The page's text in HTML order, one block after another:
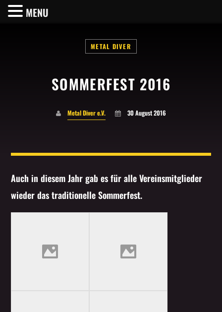
SHARE THIS PAGE ON:
Pinterest
METAL DIVER
SOMMERFEST 2016
Metal Diver e.V. 30 August 2016
Auch in diesem Jahr gab es für alle Vereinsmitglieder
wieder das traditionelle Sommerfest.
MENU